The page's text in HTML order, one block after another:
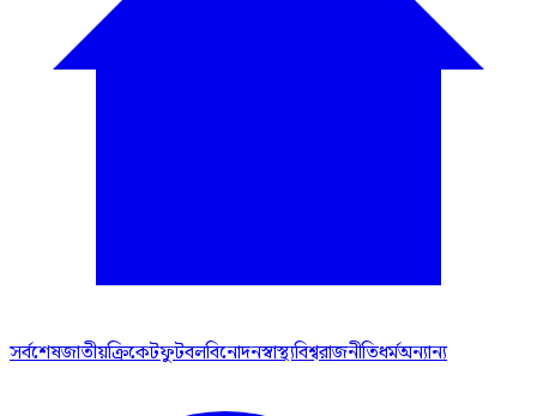
সর্বশেষজাতীয়ক্রিকেটফুটবলবিনোদনস্বাস্থ্যবিশ্বরাজনীতিধর্মঅন্যান্য